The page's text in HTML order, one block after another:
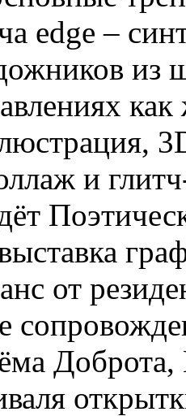
edge –
из
и
от